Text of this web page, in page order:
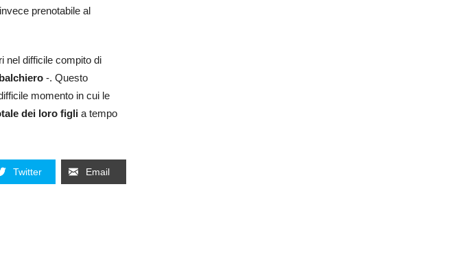
prenotabile al
nel difficile compito di
-. Questo
momento in cui le
dei loro figli a tempo
Twitter Email